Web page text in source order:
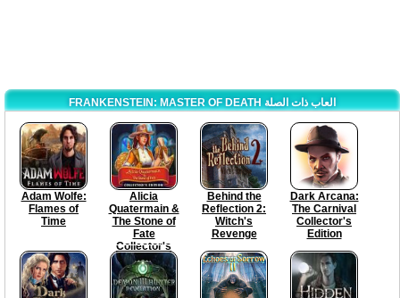
FRANKENSTEIN: MASTER OF DEATH العاب ذات الصلة
Adam Wolfe:
Flames of
Time
Alicia
Quatermain &
The Stone of
Fate
Collector's
Edition
Behind the
Reflection 2:
Witch's
Revenge
Dark Arcana:
The Carnival
Collector's
Edition